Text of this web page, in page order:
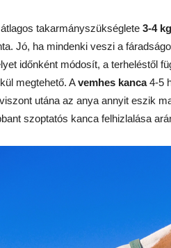
takarmányszükséglete 3-4
Jó, ha mindenki veszi a
időnként módosít, a terheléstől
megtehető. Avemhes kanca4-5
utána az anya annyit eszik
szoptatós kanca felhizlalása